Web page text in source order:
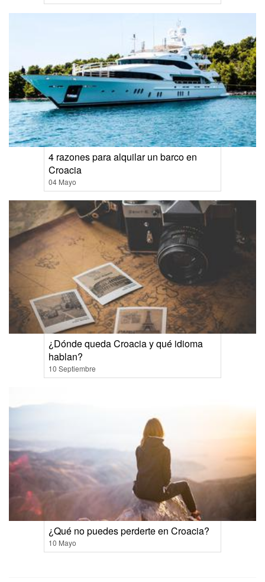
4 razones para alquilar un barco en
Croacia
04 Mayo
¿Dónde queda Croacia y qué idioma
hablan?
10 Septiembre
¿Qué no puedes perderte en Croacia?
10 Mayo